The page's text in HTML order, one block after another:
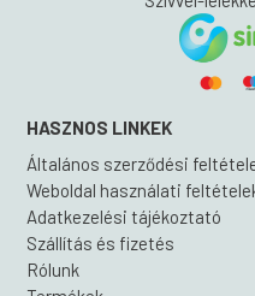
HASZNOS LINKEK
Általános szerződési
Weboldal használati
Adatkezelési tájékoztató
Szállítás és fizetés
Rólunk